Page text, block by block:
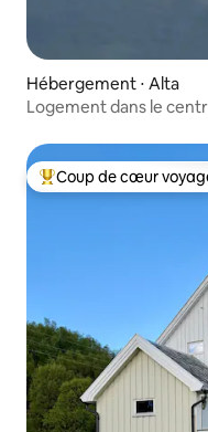
Hébergement ⋅ Alta
Logement dans le
Coups de cœur
Coup de cœur